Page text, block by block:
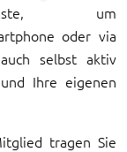
um
oder via
selbst aktiv
Ihre eigenen
tragen Sie